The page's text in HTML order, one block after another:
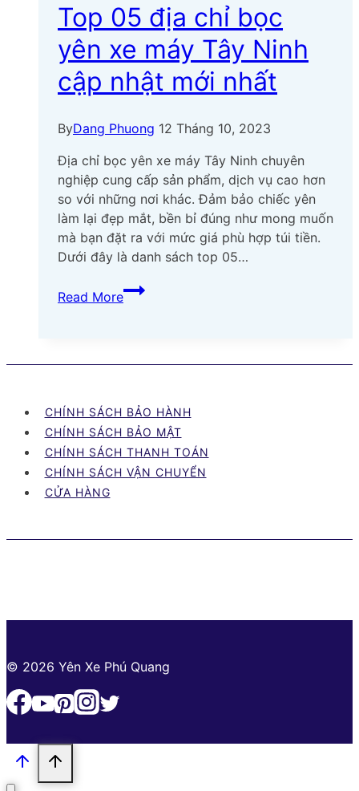
Top 05 địa chỉ bọc
yên xe máy Tây Ninh
cập nhật mới nhất
ByDang Phuong 12 Tháng 10, 2023
Địa chỉ bọc yên xe máy Tây Ninh chuyên
nghiệp cung cấp sản phẩm, dịch vụ cao hơn
so với những nơi khác. Đảm bảo chiếc yên
làm lại đẹp mắt, bền bỉ đúng như mong muốn
mà bạn đặt ra với mức giá phù hợp túi tiền.
Dưới đây là danh sách top 05…
Read More
Top
05
bọc
xe
máy
Tây
Ninh
cập
nhất
CHÍNH SÁCH BẢO HÀNH
CHÍNH SÁCH BẢO MẬT
CHÍNH SÁCH THANH TOÁN
CHÍNH SÁCH VẬN CHUYỂN
CỬA HÀNG
© 2026 Yên Xe Phú Quang